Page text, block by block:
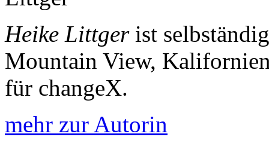
Heike Littgerist
Mountain View,
für changeX.
mehr zur Autorin